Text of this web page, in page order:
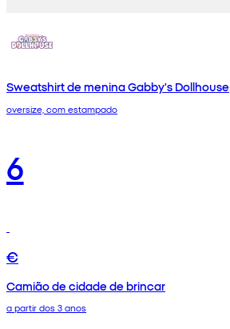
Sweatshirt de menina Gabby's Dollhouse
oversize, com estampado
6
€
Camião de cidade de brincar
a partir dos 3 anos